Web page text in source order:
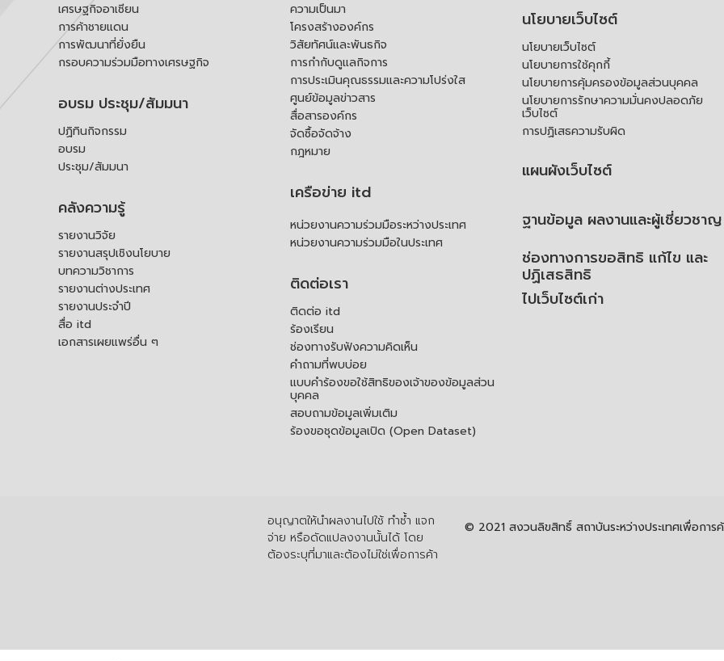
เศรษฐกิจอาเซียน
การค้าชายแดน
การพัฒนาที่ยั่งยืน
กรอบความร่วมมือทางเศรษฐกิจ
อบรม ประชุม/สัมมนา
ปฏิทินกิจกรรม
อบรม
ประชุม/สัมมนา
คลังความรู้
รายงานวิจัย
รายงานสรุปเชิงนโยบาย
บทความวิชาการ
รายงานต่างประเทศ
รายงานประจำปี
สื่อ itd
เอกสารเผยแพร่อื่น ๆ
ความเป็นมา
โครงสร้างองค์กร
วิสัยทัศน์และพันธกิจ
การกำกับดูแลกิจการ
การประเมินคุณธรรมและความโปร่งใส
ศูนย์ข้อมูลข่าวสาร
สื่อสารองค์กร
จัดซื้อจัดจ้าง
กฎหมาย
เครือข่าย itd
หน่วยงานความร่วมมือระหว่างประเทศ
หน่วยงานความร่วมมือในประเทศ
ติดต่อเรา
ติดต่อ itd
ร้องเรียน
ช่องทางรับฟังความคิดเห็น
คำถามที่พบบ่อย
แบบคำร้องขอใช้สิทธิของเจ้าของข้อมูลส่วน
บุคคล
สอบถามข้อมูลเพิ่มเติม
ร้องขอชุดข้อมูลเปิด (Open Dataset)
นโยบายเว็บไซต์
นโยบายเว็บไซต์
นโยบายการใช้คุกกี้
นโยบายการคุ้มครองข้อมูลส่วนบุคคล
นโยบายการรักษาความมั่นคงปลอดภัย
เว็บไซต์
การปฏิเสธความรับผิด
แผนผังเว็บไซต์
ฐานข้อมูล ผลงานและผู้เชี่ยวชาญ
ช่องทางการขอสิทธิ แก้ไข และ
ปฏิเสธสิทธิ
ไปเว็บไซต์เก่า
อนุญาตให้นำผลงานไปใช้ ทำซ้ำ แจก
จ่าย หรือดัดแปลงงานนั้นได้ โดย
ต้องระบุที่มาและต้องไม่ใช่เพื่อการค้า
© 2021 สงวนลิขสิทธิ์ สถาบันระหว่างประเทศเพื่อกา